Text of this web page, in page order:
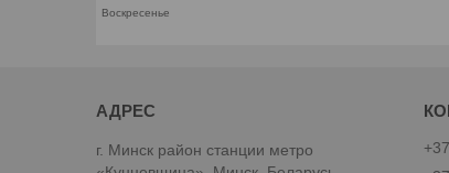
Воскресенье
г. Минск район станции метро